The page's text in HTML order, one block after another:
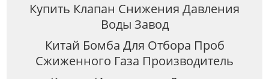
Купить Клапан Снижения Давления
Воды Завод
Китай Бомба Для Отбора Проб
Сжиженного Газа Производитель